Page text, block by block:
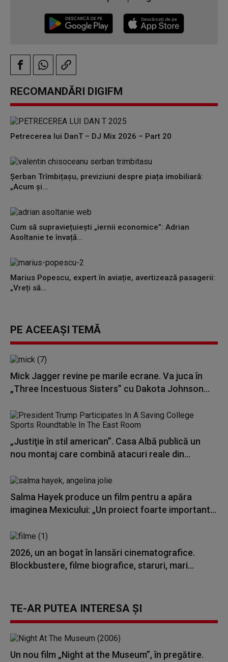
RECOMANDĂRI DIGIFM
Petrecerea lui DanT – DJ Mix 2026 – Part 20
Șerban Trîmbițașu, previziuni despre piața imobiliară:
„Acum și...
Cum să supraviețuiești „iernii economice”: Adrian
Asoltanie te învață...
Marius Popescu, expert în aviație, avertizează pasagerii:
„Vreți să...
PE ACEEAȘI TEMĂ
Mick Jagger revine pe marile ecrane. Va juca în
„Three Incestuous Sisters” cu Dakota Johnson...
„Justiţie în stil american”. Casa Albă publică un
nou montaj care combină atacuri reale din...
Salma Hayek produce un film pentru a apăra
imaginea Mexicului: „Un proiect foarte important...
2026, un an bogat în lansări cinematografice.
Blockbustere, filme biografice, staruri, mari...
TE-AR PUTEA INTERESA ȘI
Un nou film „Night at the Museum”, în pregătire.